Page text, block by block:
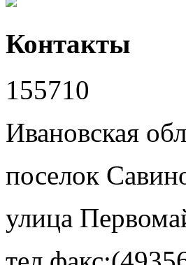
Контакты
155710
Ивановская
поселок
улица